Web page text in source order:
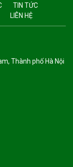
TIN TỨC
LIÊN HỆ
Thành phố Hà Nội